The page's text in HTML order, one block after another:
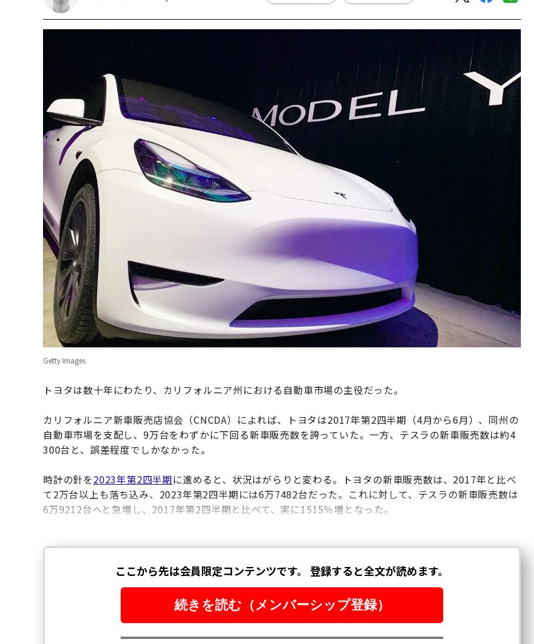
Getty Images
トヨタは数十年にわたり、カリフォルニア州における自動車市場の主役だった。
カリフォルニア新車販売店協会（CNCDA）によれば、トヨタは2017年第2四半期（4月から6月）、同州の
自動車市場を支配し、9万台をわずかに下回る新車販売数を誇っていた。一方、テスラの新車販売数は約4
300台と、誤差程度でしかなかった。
時計の針を2023年第2四半期に進めると、状況はがらりと変わる。トヨタの新車販売数は、2017年と比べ
て2万台以上も落ち込み、2023年第2四半期には6万7482台だった。これに対して、テスラの新車販売数は
6万9212台へと急増し、2017年第2四半期と比べて、実に1515％増となった。